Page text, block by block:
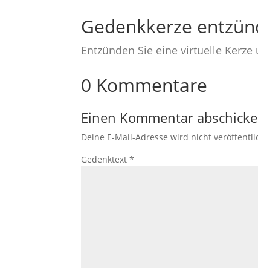
Gedenkkerze
Entzünden Sie eine virtuelle
0 Kommentare
Einen Kommentar
Deine E-Mail-Adresse wird nicht
Gedenktext*